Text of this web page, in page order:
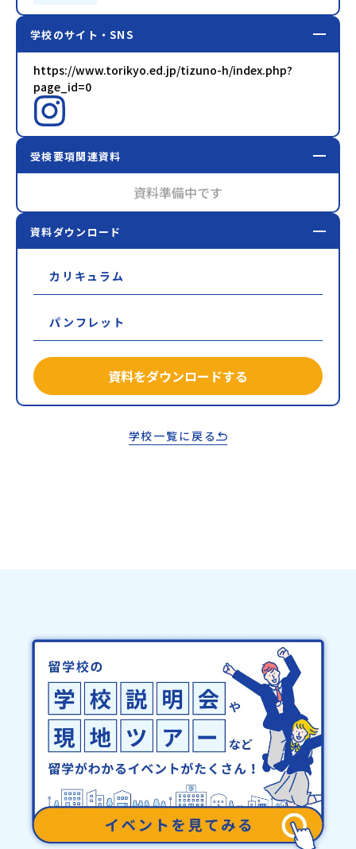
学校のサイト・SNS
https://www.torikyo.ed.jp/tizuno-h/index.php?
page_id=0
受検要項関連資料
資料準備中です
資料ダウンロード
カリキュラム
パンフレット
資料をダウンロードする
学校一覧に戻る